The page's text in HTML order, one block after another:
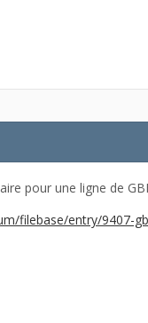
pour une ligne de
filebase/entry/9407-